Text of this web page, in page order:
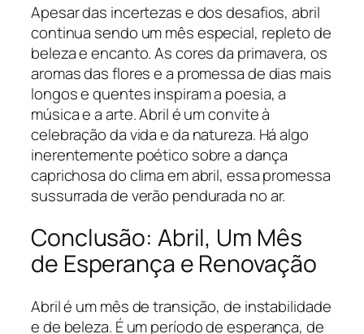
Apesar das incertezas e dos desafios, abril
continua sendo um mês especial, repleto de
beleza e encanto. As cores da primavera, os
aromas das flores e a promessa de dias mais
longos e quentes inspiram a poesia, a
música e a arte. Abril é um convite à
celebração da vida e da natureza. Há algo
inerentemente poético sobre a dança
caprichosa do clima em abril, essa promessa
sussurrada de verão pendurada no ar.
Conclusão: Abril, Um Mês
de Esperança e Renovação
Abril é um mês de transição, de instabilidade
e de beleza. É um período de esperança, de